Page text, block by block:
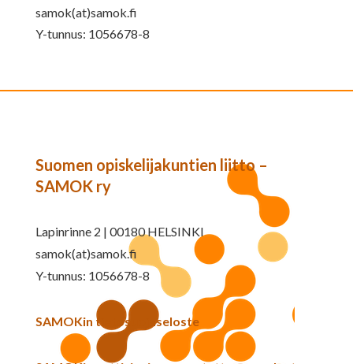
samok(at)samok.fi
Y-tunnus: 1056678-8
Suomen opiskelijakuntien liitto –
SAMOK ry
Lapinrinne 2 | 00180 HELSINKI
samok(at)samok.fi
Y-tunnus: 1056678-8
SAMOKin tietosuojaseloste